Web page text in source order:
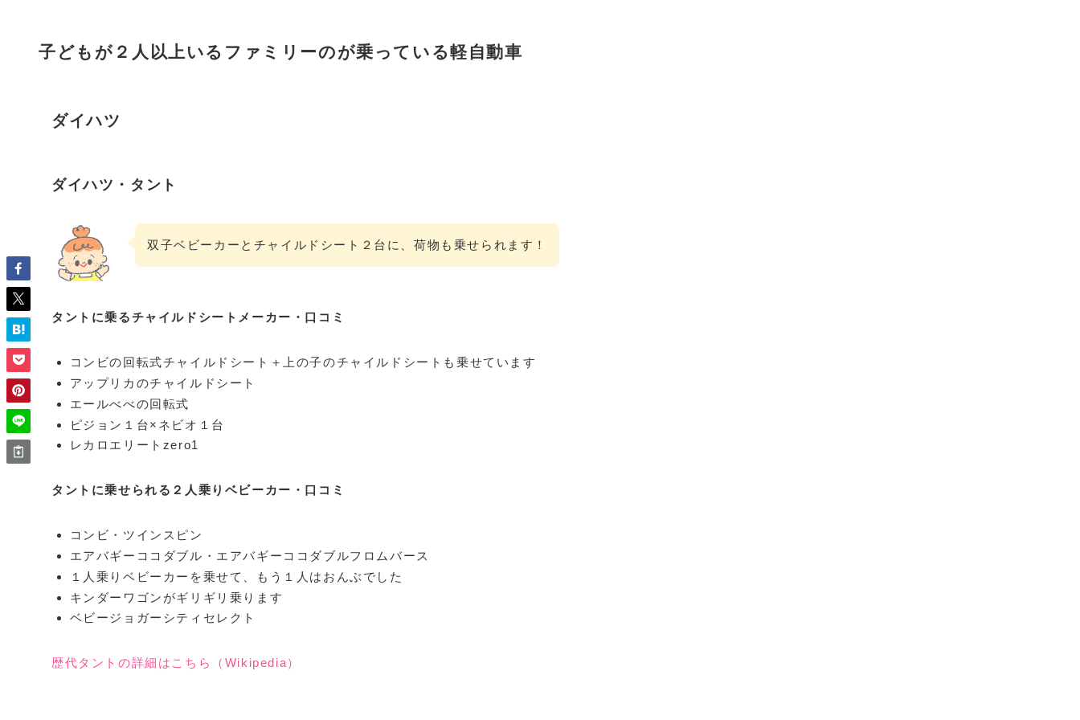
子どもが２人以上いるファミリーのが乗っている軽自動車
ダイハツ
ダイハツ・タント
双子ベビーカーとチャイルドシート２台に、荷物も乗せられます！
タントに乗るチャイルドシートメーカー・口コミ
コンビの回転式チャイルドシート＋上の子のチャイルドシートも乗せています
アップリカのチャイルドシート
エールべべの回転式
ピジョン１台×ネビオ１台
レカロエリートzero1
タントに乗せられる２人乗りベビーカー・口コミ
コンビ・ツインスピン
エアバギーココダブル・エアバギーココダブルフロムバース
１人乗りベビーカーを乗せて、もう１人はおんぶでした
キンダーワゴンがギリギリ乗ります
ベビージョガーシティセレクト
歴代タントの詳細はこちら（Wikipedia）